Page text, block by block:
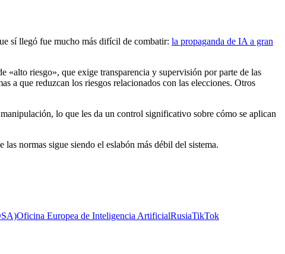
sí llegó fue mucho más difícil de combatir: la propaganda de IA a gran
riesgo», que exige transparencia y supervisión por parte de las
a que reduzcan los riesgos relacionados con las elecciones. Otros
lo que les da un control significativo sobre cómo se aplican
normas sigue siendo el eslabón más débil del sistema.
Oficina Europea de Inteligencia ArtificialRusiaTikTok